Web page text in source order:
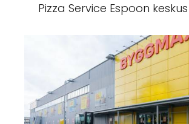
Pizza Service Espoon